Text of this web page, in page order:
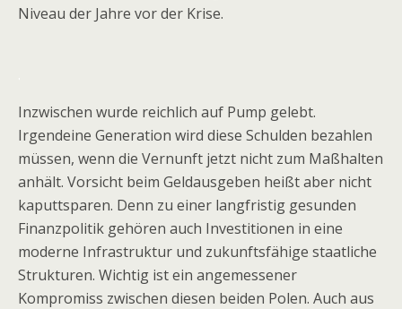
Niveau der Jahre vor der Krise.
Inzwischen wurde reichlich auf Pump gelebt.
Irgendeine Generation wird diese Schulden bezahlen
müssen, wenn die Vernunft jetzt nicht zum Maßhalten
anhält. Vorsicht beim Geldausgeben heißt aber nicht
kaputtsparen. Denn zu einer langfristig gesunden
Finanzpolitik gehören auch Investitionen in eine
moderne Infrastruktur und zukunftsfähige staatliche
Strukturen. Wichtig ist ein angemessener
Kompromiss zwischen diesen beiden Polen. Auch aus